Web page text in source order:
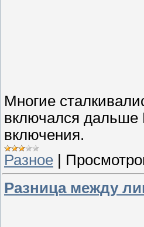
Многие
включался дальше
включения.
Разное
Разница между